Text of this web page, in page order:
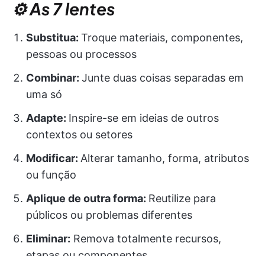
⚙️ As 7 lentes
Substitua: Troque materiais, componentes,
pessoas ou processos
Combinar: Junte duas coisas separadas em
uma só
Adapte: Inspire-se em ideias de outros
contextos ou setores
Modificar: Alterar tamanho, forma, atributos
ou função
Aplique de outra forma: Reutilize para
públicos ou problemas diferentes
Eliminar: Remova totalmente recursos,